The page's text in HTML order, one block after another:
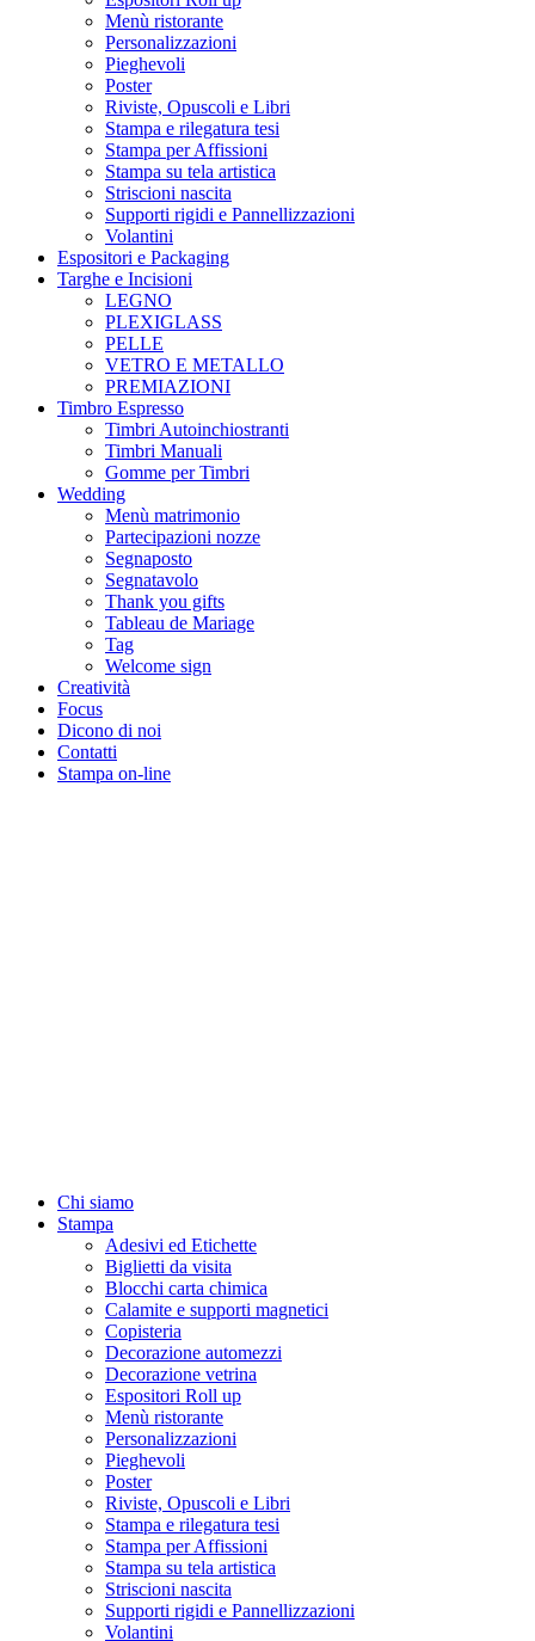
Menù ristorante
Personalizzazioni
Pieghevoli
Poster
Riviste, Opuscoli e Libri
Stampa e rilegatura tesi
Stampa per Affissioni
Stampa su tela artistica
Striscioni nascita
Supporti rigidi e Pannellizzazioni
Volantini
Espositori e Packaging
Targhe e Incisioni
LEGNO
PLEXIGLASS
PELLE
VETRO E METALLO
PREMIAZIONI
Timbro Espresso
Timbri Autoinchiostranti
Timbri Manuali
Gomme per Timbri
Wedding
Menù matrimonio
Partecipazioni nozze
Segnaposto
Segnatavolo
Thank you gifts
Tableau de Mariage
Tag
Welcome sign
Creatività
Focus
Dicono di noi
Contatti
Stampa on-line
Chi siamo
Stampa
Adesivi ed Etichette
Biglietti da visita
Blocchi carta chimica
Calamite e supporti magnetici
Copisteria
Decorazione automezzi
Decorazione vetrina
Espositori Roll up
Menù ristorante
Personalizzazioni
Pieghevoli
Poster
Riviste, Opuscoli e Libri
Stampa e rilegatura tesi
Stampa per Affissioni
Stampa su tela artistica
Striscioni nascita
Supporti rigidi e Pannellizzazioni
Volantini